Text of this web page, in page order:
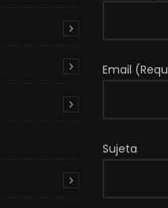
Email
Sujeta